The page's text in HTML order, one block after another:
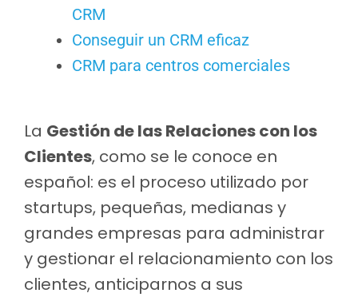
CRM
Conseguir un CRM eficaz
CRM para centros comerciales
La Gestión de las Relaciones con los
Clientes, como se le conoce en
español: es el proceso utilizado por
startups, pequeñas, medianas y
grandes empresas para administrar
y gestionar el relacionamiento con los
clientes, anticiparnos a sus